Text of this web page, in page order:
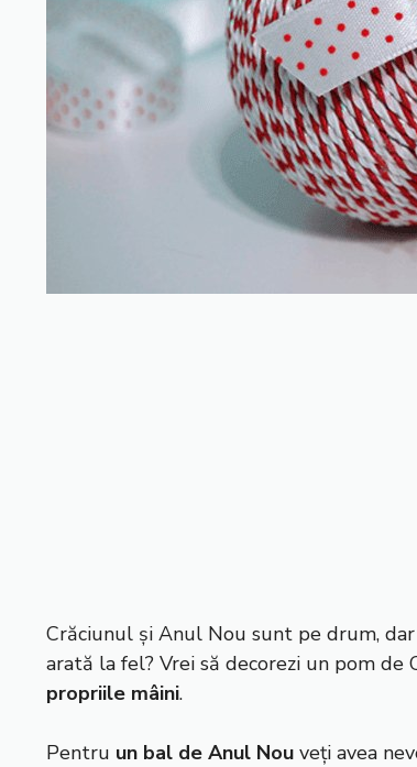
Crăciunul și Anul Nou sunt pe drum,
arată la fel? Vrei să decorezi un pom de
propriile mâini.
Pentru un bal de Anul Nou veți avea